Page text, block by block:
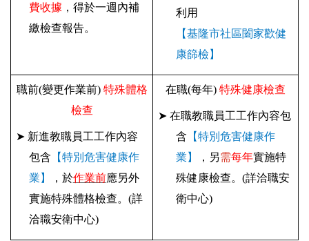
費收據 ，得於一週內補
繳檢查報告。
利用
【基隆市社區闔家歡健
康篩檢】
職前(變更作業前) 特殊體格
檢查
➤新進教職員工工作內容
包含 【特別危害健康作
業】
，於作業前應另外
實施特殊體格檢查。 (詳
洽職安衛中心)
在職(每年) 特殊健康檢查
➤在職教職員工工作內容包
含 【特別危害健康作
業】
，另需每年實施特
殊健康檢查。 (詳洽職安
衛中心)